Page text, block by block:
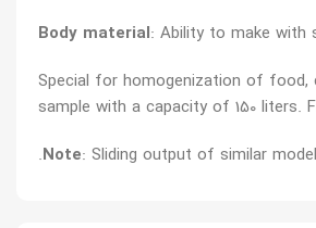
Body material: Ability to make with
Special for homogenization of food,
sample with a capacity of 150 liters.
.Note: Sliding output of similar